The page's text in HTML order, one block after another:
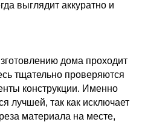
выглядит аккуратно и
дома проходит
тщательно проверяются
конструкции. Именно
лучшей, так как исключает
материала на месте,